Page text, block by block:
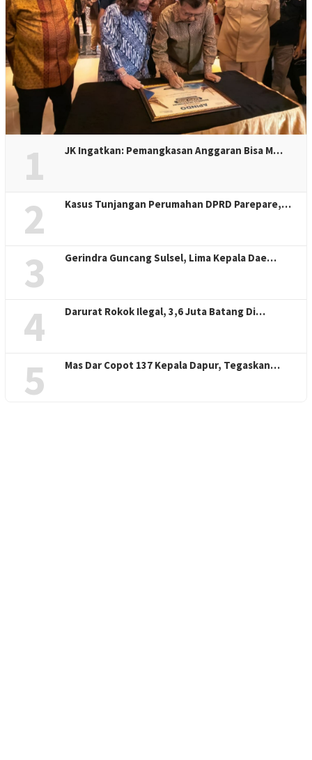
1 JK Ingatkan: Pemangkasan Anggaran Bisa M…
2 Kasus Tunjangan Perumahan DPRD Parepare,…
3 Gerindra Guncang Sulsel, Lima Kepala Dae…
4 Darurat Rokok Ilegal, 3,6 Juta Batang Di…
5 Mas Dar Copot 137 Kepala Dapur, Tegaskan…